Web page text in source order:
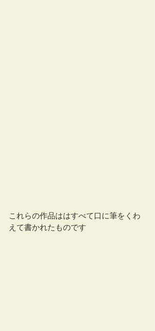
これらの作品ははすべて口に筆をくわ
えて書かれたものです